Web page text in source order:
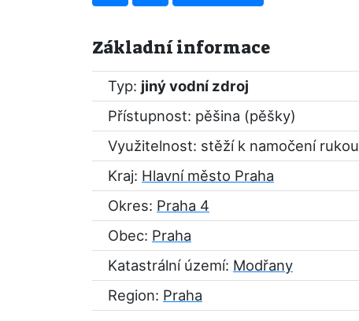
Základní informace
Typ: jiný vodní zdroj
Přístupnost: pěšina (pěšky)
Využitelnost: stěží k namočení rukou
Kraj: Hlavní město Praha
Okres: Praha 4
Obec: Praha
Katastrální území: Modřany
Region: Praha